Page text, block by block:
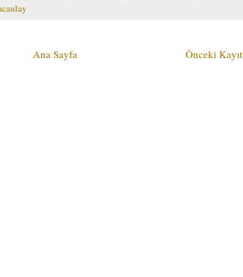
Önceki Kayıt
Ana Sayfa